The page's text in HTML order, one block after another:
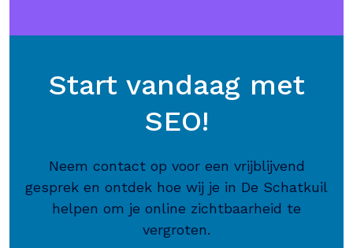
Start vandaag met
SEO!
Neem contact op voor een vrijblijvend
gesprek en ontdek hoe wij je in De Schatkuil
helpen om je online zichtbaarheid te
vergroten.